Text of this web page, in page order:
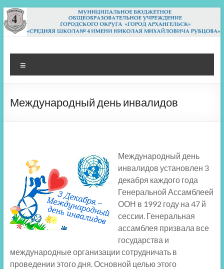
Перейти
к
содержимому
МБОУ СШ 4
Архангельск
Международный день инвалидов
Международный день
инвалидов установлен 3
декабря каждого года
Генеральной Ассамблеей
ООН в 1992 году на 47 й
сессии. Генеральная
ассамблея призвала все
государства и
международные организации сотрудничать в
проведении этого дня. Основной целью этого